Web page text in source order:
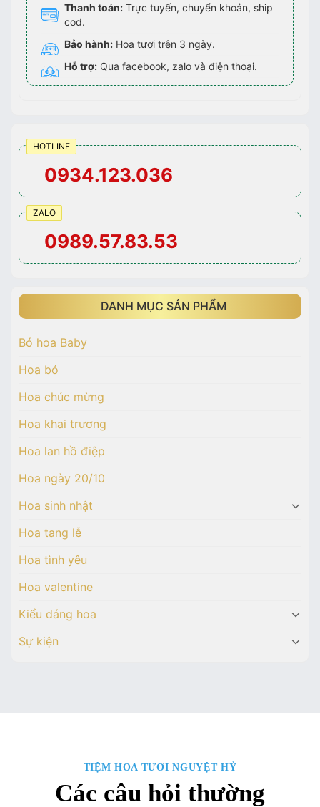
Thanh toán: Trực tuyến, chuyển khoản, ship
cod.
Bảo hành: Hoa tươi trên 3 ngày.
Hỗ trợ: Qua facebook, zalo và điện thoại.
HOTLINE
0934.123.036
ZALO
0989.57.83.53
DANH MỤC SẢN PHẨM
Bó hoa Baby
Hoa bó
Hoa chúc mừng
Hoa khai trương
Hoa lan hồ điệp
Hoa ngày 20/10
Hoa sinh nhật
Hoa tang lễ
Hoa tình yêu
Hoa valentine
Kiểu dáng hoa
Sự kiện
TIỆM HOA TƯƠI NGUYỆT HỶ
Các câu hỏi thường